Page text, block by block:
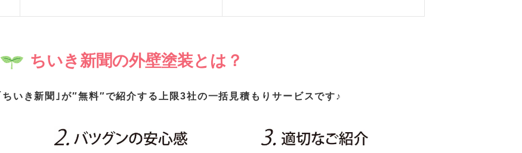
ちいき新聞の外壁塗装とは？
ちいき新聞 ｣が″無料″で紹介する 上限3社の一括見積もりサービスです♪